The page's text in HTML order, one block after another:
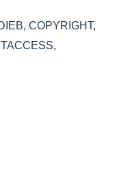
, COPYRIGHT,
,